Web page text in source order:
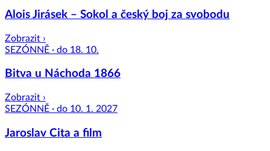
Alois Jirásek – Sokol a český boj za svobodu
Zobrazit ›
SEZÓNNĚ · do 18. 10.
Bitva u Náchoda 1866
Zobrazit ›
SEZÓNNĚ · do 10. 1. 2027
Jaroslav Cita a film